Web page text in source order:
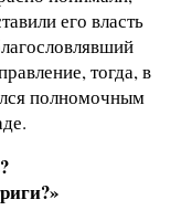
его власть
тогда, в
полномочным